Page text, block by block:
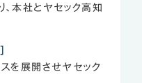
、本社とヤセック高知
を展開させヤセック